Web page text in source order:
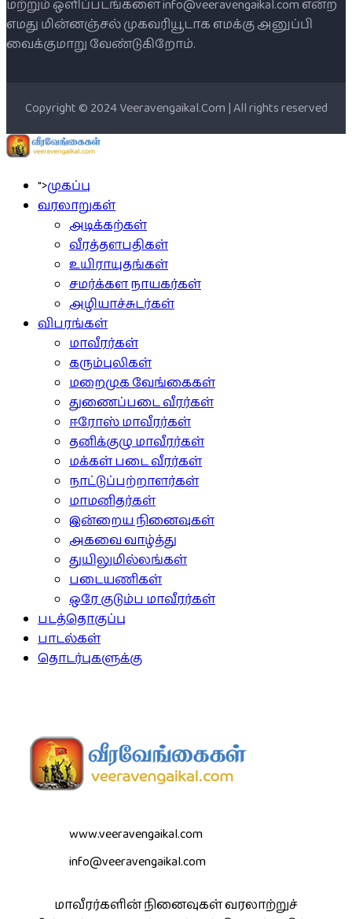
மற்றும் ஒளிப்படங்களை info@veeravengaikal.com என்ற
எமது மின்னஞ்சல் முகவரியூடாக எமக்கு அனுப்பி
வைக்குமாறு வேண்டுகிறோம்.
Copyright © 2024 Veeravengaikal.Com | All rights reserved
">முகப்பு
வரலாறுகள்
அடிக்கற்கள்
வீரத்தளபதிகள்
உயிராயுதங்கள்
சமர்க்கள நாயகர்கள்
அழியாச்சுடர்கள்
விபரங்கள்
மாவீரர்கள்
கரும்புலிகள்
மறைமுக வேங்கைகள்
துணைப்படை வீரர்கள்
ஈரோஸ் மாவீரர்கள்
தனிக்குழு மாவீரர்கள்
மக்கள் படை வீரர்கள்
நாட்டுப்பற்றாளர்கள்
மாமனிதர்கள்
இன்றைய நினைவுகள்
அகவை வாழ்த்து
துயிலுமில்லங்கள்
படையணிகள்
ஒரே குடும்ப மாவீரர்கள்
படத்தொகுப்பு
பாடல்கள்
தொடர்புகளுக்கு
www.veeravengaikal.com
info@veeravengaikal.com
மாவீரர்களின் நினைவுகள் வரலாற்றுச்